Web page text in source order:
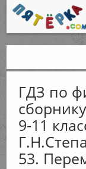
ГДЗ по
9-11
53.